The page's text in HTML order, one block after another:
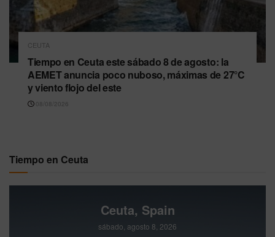
CEUTA
Tiempo en Ceuta este sábado 8 de agosto: la
AEMET anuncia poco nuboso, máximas de 27°C
y viento flojo del este
08/08/2026
Tiempo en Ceuta
Ceuta, Spain
sábado, agosto 8, 2026